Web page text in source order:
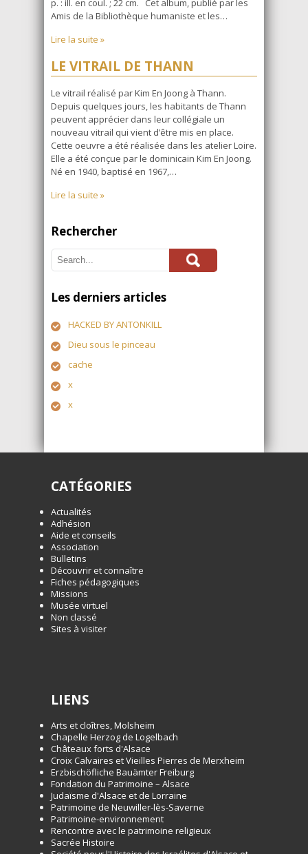
p. : ill. en coul. ; 22 cm. Cet album, publié par les
Amis de la Bibliothèque humaniste et les…
Lire la suite »
LE VITRAIL DE THANN
Le vitrail réalisé par Kim En Joong à Thann.
Depuis quelques jours, les habitants de Thann
peuvent apprécier dans leur collégiale un
nouveau vitrail qui vient d’être mis en place.
Cette oeuvre a été réalisée dans les atelier Loire.
Elle a été conçue par le dominicain Kim En Joong.
Né en 1940, baptisé en 1967,…
Lire la suite »
Rechercher
Les derniers articles
HACKED BY ANTONKILL
Dieu sous le pinceau
cache
x
x
CATÉGORIES
Actualités
Adhésion
Aide et conseils
Association
Bulletins
Découvrir et connaître
Fiches pédagogiques
Missions
Musée virtuel
Non classé
Sites à visiter
LIENS
Arts et cloîtres, Molsheim
Chapelle Herzog de Logelbach
Châteaux forts d'Alsace
Croix Calvaires et Vieilles Pierres de Merxheim
Erzbischöfliche Bauämter Freiburg
Fondation du Patrimoine – Alsace
Judaïsme d'Alsace et de Lorraine
Patrimoine de Neuwiller-lès-Saverne
Patrimoine-environnement
Rencontre avec le patrimoine religieux
Sacrée Histoire